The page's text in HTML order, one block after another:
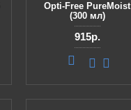
Opti-Free PureMoist
(300 мл)
915р.